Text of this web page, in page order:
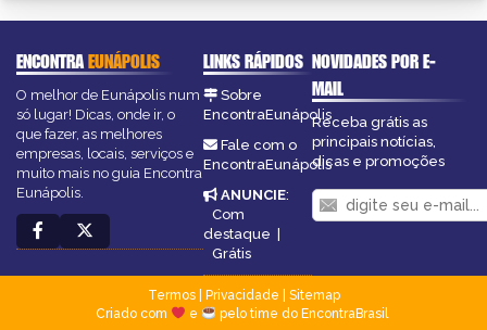
ENCONTRAEUNÁPOLIS
O melhor de Eunápolis num
só lugar! Dicas, onde ir, o
que fazer, as melhores
empresas, locais, serviços e
muito mais no guia Encontra
Eunápolis.
LINKS RÁPIDOS
Sobre
EncontraEunápolis
Fale com o
EncontraEunápolis
ANUNCIE:
Com
destaque |
Grátis
NOVIDADES POR E-
MAIL
Receba grátis as
principais notícias,
dicas e promoções
Termos| Privacidade
Sitemap
Criado com
e pelo time do EncontraBrasil